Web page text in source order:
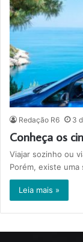
Redação R6 3
Conheça os
Viajar sozinho ou
Porém, existe
Leia mais »